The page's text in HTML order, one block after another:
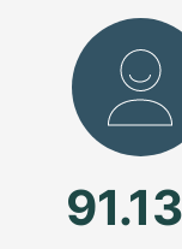
Gebruikte horloges
Dameshorloges
Gebruikte horloges
Dameshorloges